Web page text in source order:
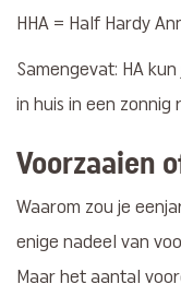
HHA = Half Hardy
Samengevat: HA
in huis in een zonnig
Voorzaaien
Waarom zou je
enige nadeel van
Maar het aantal